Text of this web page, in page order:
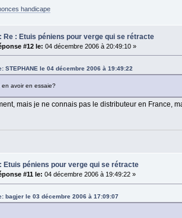
handicape
Re : Etuis péniens pour verge qui se rétracte
#12 le: 04 décembre 2006 à 20:49:10 »
STEPHANE le 04 décembre 2006 à 19:49:22
en avoir en essaie?
mais je ne connais pas le distributeur en France,
Etuis péniens pour verge qui se rétracte
#11 le: 04 décembre 2006 à 19:49:22 »
bagjer le 03 décembre 2006 à 17:09:07